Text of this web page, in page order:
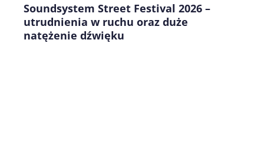
Soundsystem Street Festival 2026 –
utrudnienia w ruchu oraz duże
natężenie dźwięku